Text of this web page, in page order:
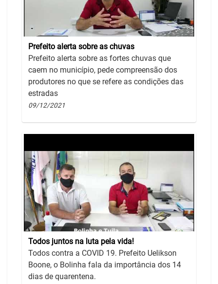
Prefeito alerta sobre as chuvas
Prefeito alerta sobre as fortes chuvas que
caem no município, pede compreensão dos
produtores no que se refere as condições das
estradas
09/12/2021
Todos juntos na luta pela vida!
Todos contra a COVID 19. Prefeito Uelikson
Boone, o Bolinha fala da importância dos 14
dias de quarentena.